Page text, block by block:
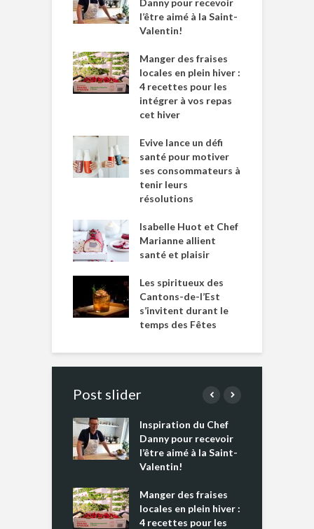
l’être aimé à la Saint-
Valentin!
Manger des fraises
locales en plein hiver :
4 recettes pour les
intégrer à vos repas
cet hiver
Evive lance un défi
santé pour motiver
ses consommateurs à
tenir leurs
résolutions
Isabelle Huot et Chef
Marianne allient
santé et plaisir
Les spiritueux des
Cantons-de-l’Est
s’invitent durant le
temps des Fêtes
Post slider
Inspiration du Chef
Danny pour recevoir
l’être aimé à la Saint-
Valentin!
Manger des fraises
locales en plein hiver :
4 recettes pour les